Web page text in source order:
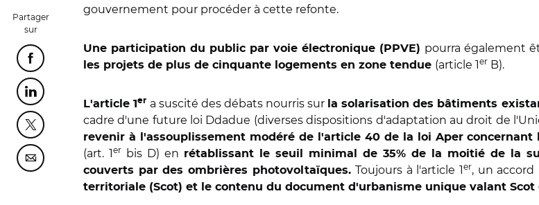
Partager
sur
Partager cette page sur Facebook
Partager cette page sur Linkedin
Partager cette page sur Twitter
Partager cette page sur Courriel
gouvernement pour procéder à cette refonte.
Une participation du public par voie électronique (PPVE) pourra également
les projets de plus de cinquante logements en zone tendue (article 1er B).
L'article 1er a suscité des débats nourris sur la solarisation des bâtiments
cadre d'une future loi Ddadue (diverses dispositions d'adaptation au droit de
revenir à l'assouplissement modéré de l'article 40 de la loi Aper concernant
(art. 1er bis D) en rétablissant le seuil minimal de 35% de la moitié de la
couverts par des ombrières photovoltaïques. Toujours à l'article 1er, un accord
territoriale (Scot) et le contenu du document d'urbanisme unique valant Scot